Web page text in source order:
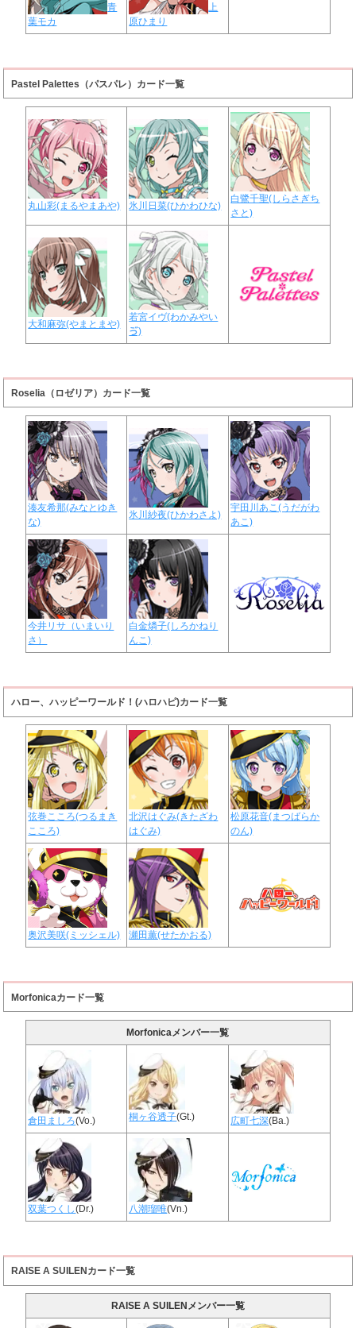
青
葉モカ
上
原ひまり
Pastel Palettes（パスパレ）カード一覧
丸山彩(まるやまあや) 氷川日菜(ひかわひな)
白鷺千聖(しらさぎち
さと)
大和麻弥(やまとまや)
若宮イヴ(わかみやい
ゔ)
Roselia（ロゼリア）カード一覧
湊友希那(みなとゆき
な)
氷川紗夜(ひかわさよ)
宇田川あこ(うだがわ
あこ)
今井リサ（いまいり
さ）
白金燐子(しろかねり
んこ)
ハロー、ハッピーワールド！(ハロハピ)カード一覧
弦巻こころ(つるまき
こころ)
北沢はぐみ(きたざわ
はぐみ)
松原花音(まつばらか
のん)
奥沢美咲(ミッシェル) 瀬田薫(せたかおる)
Morfonicaカード一覧
Morfonicaメンバー一覧
倉田ましろ(Vo.) 桐ヶ谷透子(Gt.) 広町七深(Ba.)
双葉つくし(Dr.) 八潮瑠唯(Vn.)
RAISE A SUILENカード一覧
RAISE A SUILENメンバー一覧